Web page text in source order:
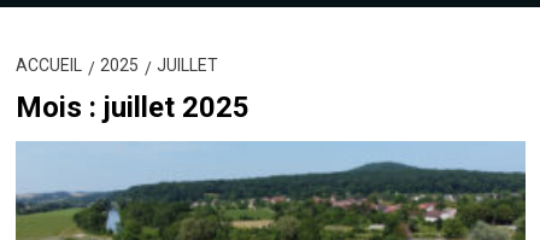
ACCUEIL 2025 JUILLET
Mois : juillet 2025